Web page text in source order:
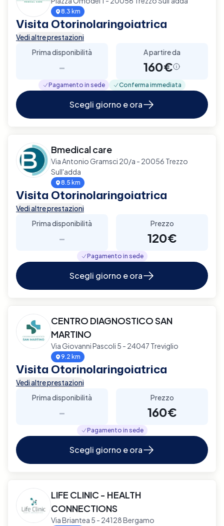
8.3 km
Visita Otorinolaringoiatrica
Vedi altre prestazioni
Prima disponibilità
-
A partire da
160€
Pagamento in sede Conferma immediata
Scegli giorno e ora
Bmedical care
Via Antonio Gramsci 20/a - 20056 Trezzo
Sull'adda
8.5 km
Visita Otorinolaringoiatrica
Vedi altre prestazioni
Prima disponibilità
-
Prezzo
120€
Pagamento in sede
Scegli giorno e ora
CENTRO DIAGNOSTICO SAN
MARTINO
Via Giovanni Pascoli 5 - 24047 Treviglio
9.2 km
Visita Otorinolaringoiatrica
Vedi altre prestazioni
Prima disponibilità
-
Prezzo
160€
Pagamento in sede
Scegli giorno e ora
LIFE CLINIC - HEALTH
CONNECTIONS
Via Briantea 5 - 24128 Bergamo